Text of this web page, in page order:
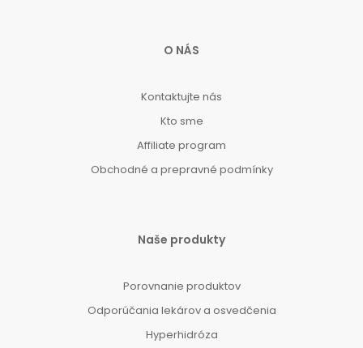
O NÁS
Kontaktujte nás
Kto sme
Affiliate program
Obchodné a prepravné podmínky
Naše produkty
Porovnanie produktov
Odporúčania lekárov a osvedčenia
Hyperhidróza